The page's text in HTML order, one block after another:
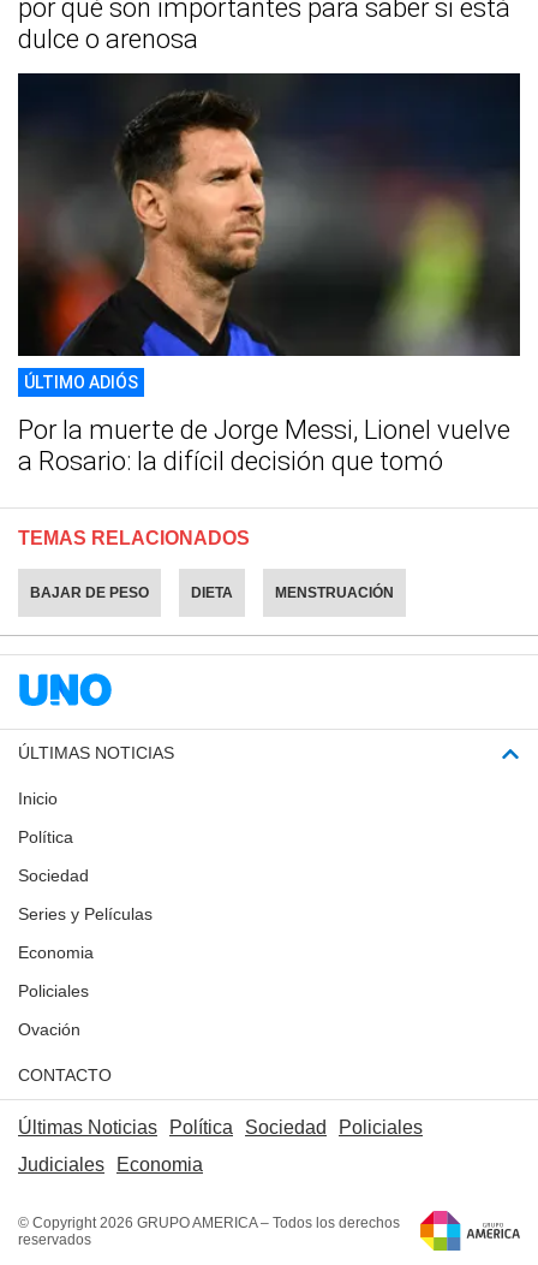
por qué son importantes para saber si está
dulce o arenosa
ÚLTIMO ADIÓS
Por la muerte de Jorge Messi, Lionel vuelve
a Rosario: la difícil decisión que tomó
TEMAS RELACIONADOS
BAJAR DE PESO DIETA MENSTRUACIÓN
ÚLTIMAS NOTICIAS
Inicio
Política
Sociedad
Series y Películas
Economia
Policiales
Ovación
CONTACTO
Últimas Noticias Política Sociedad
Policiales
Judiciales
Economia
© Copyright 2026 GRUPO AMERICA – Todos los derechos
reservados